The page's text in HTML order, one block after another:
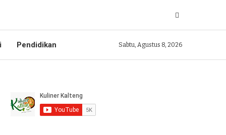
Pendidikan Sabtu, Agustus 8, 2026